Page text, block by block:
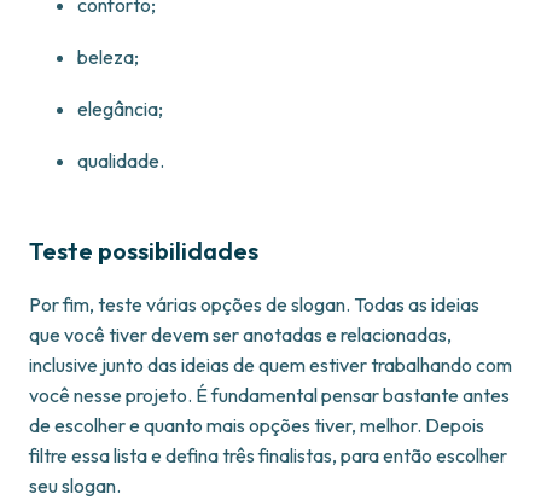
conforto;
beleza;
elegância;
qualidade.
Teste possibilidades
Por fim, teste várias opções de slogan. Todas as ideias
que você tiver devem ser anotadas e relacionadas,
inclusive junto das ideias de quem estiver trabalhando com
você nesse projeto. É fundamental pensar bastante antes
de escolher e quanto mais opções tiver, melhor. Depois
filtre essa lista e defina três finalistas, para então escolher
seu slogan.